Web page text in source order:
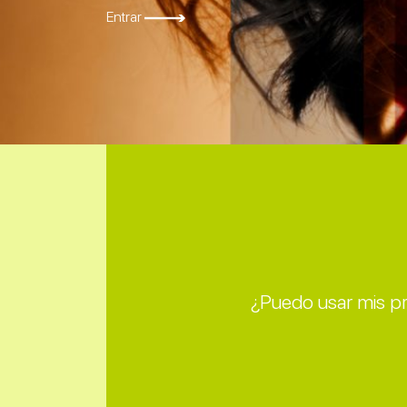
Entrar
¿Puedo usar mis